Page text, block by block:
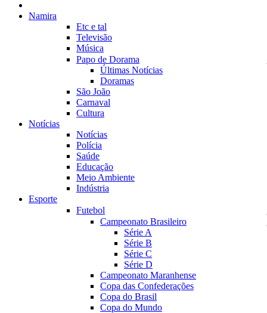
Namira
Etc e tal
Televisão
Música
Papo de Dorama
Últimas Notícias
Doramas
São João
Carnaval
Cultura
Notícias
Notícias
Polícia
Saúde
Educação
Meio Ambiente
Indústria
Esporte
Futebol
Campeonato Brasileiro
Série A
Série B
Série C
Série D
Campeonato Maranhense
Copa das Confederações
Copa do Brasil
Copa do Mundo